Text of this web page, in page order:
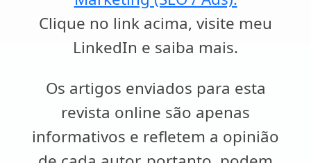
Clique no link acima, visite meu
LinkedIn e saiba mais.
Os artigos enviados para esta
revista online são apenas
informativos e refletem a opinião